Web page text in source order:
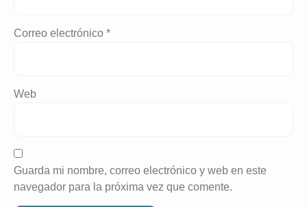
Correo electrónico *
Web
Guarda mi nombre, correo electrónico y web en este
navegador para la próxima vez que comente.